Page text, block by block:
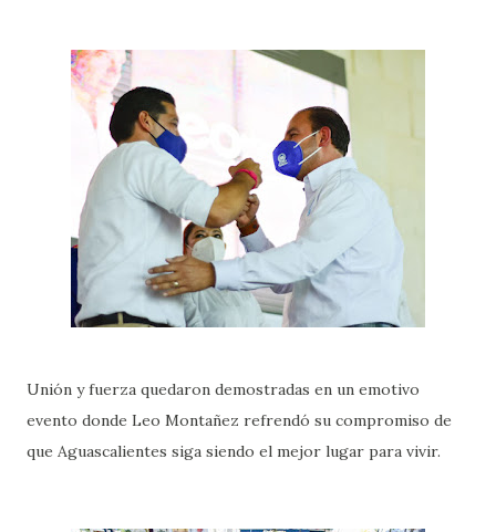
Unión y fuerza quedaron demostradas en un emotivo
evento donde Leo Montañez refrendó su compromiso de
que Aguascalientes siga siendo el mejor lugar para vivir.